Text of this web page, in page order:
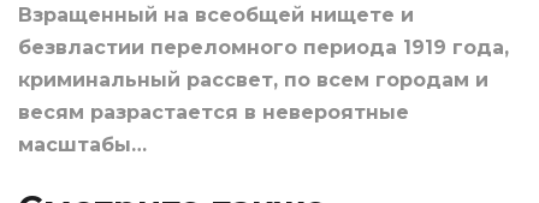
Взращенный на всеобщей нищете и
безвластии переломного периода 1919 года,
криминальный рассвет, по всем городам и
весям разрастается в невероятные
масштабы…